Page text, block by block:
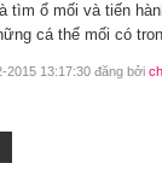
tìm ổ mối và tiến
cá thể mối có
2015 13:17:30 đăng bởi